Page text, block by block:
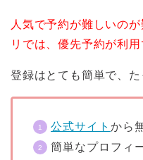
人気で予約が難しいの
リでは、優先予約が利
登録はとても簡単で、た
公式サイト から
簡単なプロフィ